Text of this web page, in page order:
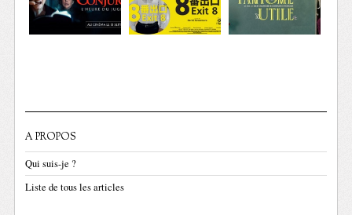
A PROPOS
Qui suis-je ?
Liste de tous les articles